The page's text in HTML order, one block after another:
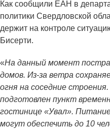
Как сообщили ЕАН в
политики Свердловской
держит на контроле
Бисерти.
«На данный момент
домов. Из-за ветра
огня на соседние
подготовлен пункт
гостинице «Увал».
могут обеспечить до 10